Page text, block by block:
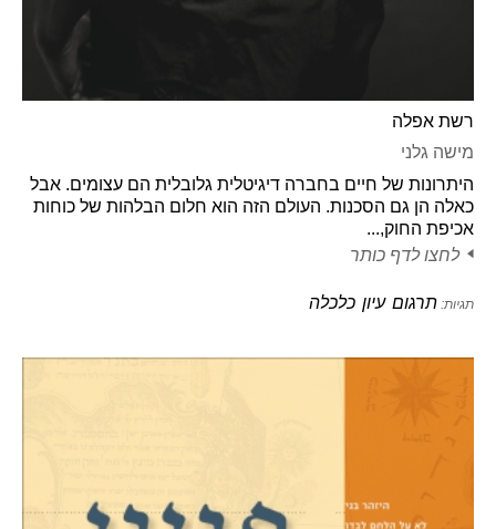
רשת אפלה
מישה גלני
היתרונות של חיים בחברה דיגיטלית גלובלית הם עצומים. אבל
כאלה הן גם הסכנות. העולם הזה הוא חלום הבלהות של כוחות
אכיפת החוק,...
לחצו לדף כותר
תגיות: תרגום עיון כלכלה